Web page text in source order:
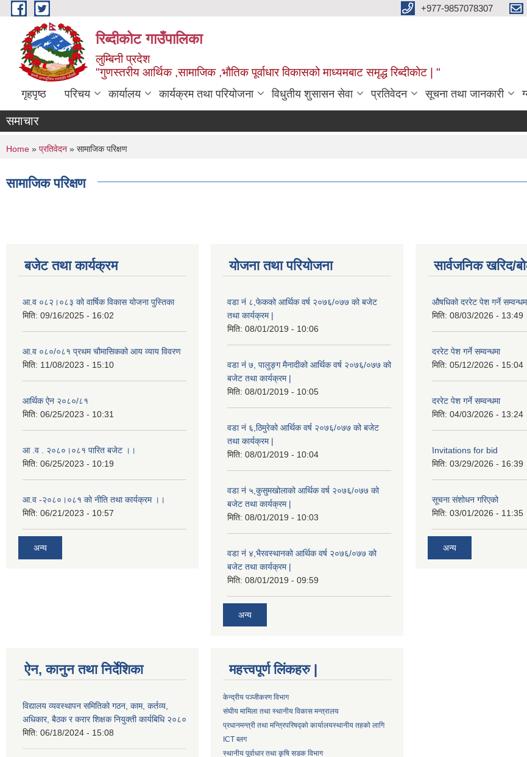
Skip to main content +977-9857078307
रिब्दीकोट गाउँपालिका
लुम्बिनी प्रदेश
"गुणस्तरीय आर्थिक ,सामाजिक ,भौतिक पूर्वाधार विकासको माध्यमबाट समृद्ध रिब्दीकोट | "
गृहपृष्ठ परिचय कार्यालय कार्यक्रम तथा परियोजना विधुतीय शुसासन सेवा प्रतिवेदन सूचना तथा जानकारी
समाचार
You are here
Home » प्रतिवेदन » सामाजिक परिक्षण
सामाजिक परिक्षण
बजेट तथा कार्यक्रम
आ.व ०८२।०८३ को वार्षिक विकास योजना पुस्तिका
मिति: 09/16/2025 - 16:02
आ.व ०८०/०८१ प्रथम चौमासिकको आय व्याय विवरण
मिति: 11/08/2023 - 15:10
आर्थिक ऐन २०८०/८१
मिति: 06/25/2023 - 10:31
आ .व . २०८०।०८१ पारित बजेट ।।
मिति: 06/25/2023 - 10:19
आ.व -२०८०।०८१ को नीति तथा कार्यक्रम ।।
मिति: 06/21/2023 - 10:57
अन्य
योजना तथा परियोजना
वडा नं ८,फेकको आर्थिक वर्ष २०७६/०७७ को बजेट
तथा कार्यक्रम |
मिति: 08/01/2019 - 10:06
वडा नं ७, पालुङ्ग मैनादीको आर्थिक वर्ष २०७६/०७७ को
बजेट तथा कार्यक्रम |
मिति: 08/01/2019 - 10:05
वडा नं ६,ठिमुरेको आर्थिक वर्ष २०७६/०७७ को बजेट
तथा कार्यक्रम |
मिति: 08/01/2019 - 10:04
वडा नं ५,कुसुमखोलाको आर्थिक वर्ष २०७६/०७७ को
बजेट तथा कार्यक्रम |
मिति: 08/01/2019 - 10:03
वडा नं ४,भैरवस्थानको आर्थिक वर्ष २०७६/०७७ को
बजेट तथा कार्यक्रम |
मिति: 08/01/2019 - 09:59
अन्य
सार्वजनिक खरिद/
औषधिको दररेट पेश गर्ने
मिति: 08/03/2026 - 13:49
दररेट पेश गर्ने सम्वन्धमा
मिति: 05/12/2026 - 15:04
दररेट पेश गर्ने सम्वन्धमा
मिति: 04/03/2026 - 13:24
Invitations for bid
मिति: 03/29/2026 - 16:39
सूचना संशोधन गरिएको
मिति: 03/01/2026 - 11:35
अन्य
ऐन, कानुन तथा निर्देशिका
विद्यालय व्यवस्थापन समितिको गठन, काम, कर्तव्य,
अधिकार, बैठक र करार शिक्षक नियुक्ती कार्यबिधि २०८०
मिति: 06/18/2024 - 15:08
महत्त्वपूर्ण लिंकहरु |
केन्द्रीय पञ्जीकरण विभाग
संघीय मामिला तथा स्थानीय विकास मन्त्रालय
प्रधानमन्त्री तथा मन्त्रिपरिषद्को कार्यालयस्थानीय तहको लागि
ICT ब्लग
स्थानीय पूर्वाधार तथा कृषि सडक विभाग